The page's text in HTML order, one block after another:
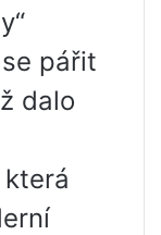
pářit
dalo